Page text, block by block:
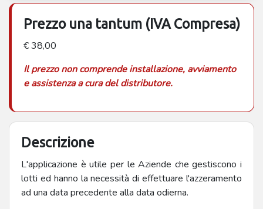
Prezzo una tantum (IVA Compresa)
€ 38,00
Il prezzo non comprende installazione, avviamento
e assistenza a cura del distributore.
Descrizione
L'applicazione è utile per le Aziende che gestiscono i
lotti ed hanno la necessità di effettuare l'azzeramento
ad una data precedente alla data odierna.